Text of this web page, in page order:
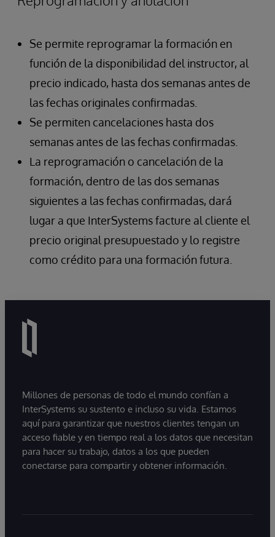
Se permite reprogramar la formación en
función de la disponibilidad del instructor, al
precio indicado, hasta dos semanas antes de
las fechas originales confirmadas.
Se permiten cancelaciones hasta dos
semanas antes de las fechas confirmadas.
La reprogramación o cancelación de la
formación, dentro de las dos semanas
siguientes a las fechas confirmadas, dará
lugar a que InterSystems facture al cliente el
precio original presupuestado y lo registre
como crédito para una formación futura.
Millones de personas de todo el mundo confían a
InterSystems su sustento e incluso su vida. Estamos
aquí para garantizar que nuestros clientes tengan un
acceso fiable y en tiempo real a los datos que necesitan
para hacer su trabajo, datos a los que pueden
conectarse para compartir y obtener información.